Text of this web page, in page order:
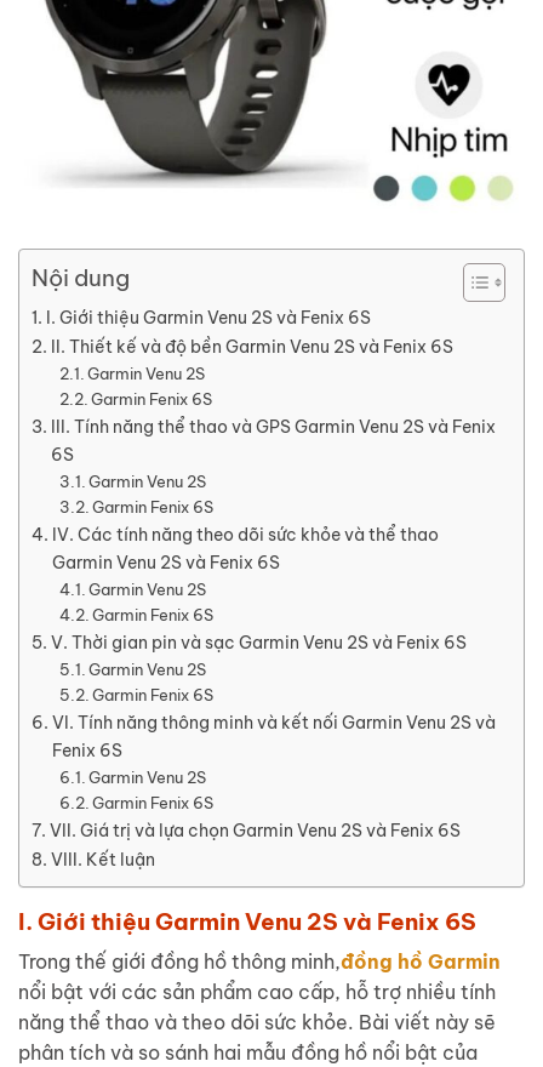
Nội dung
I. Giới thiệu Garmin Venu 2S và Fenix 6S
II. Thiết kế và độ bền Garmin Venu 2S và Fenix 6S
Garmin Venu 2S
Garmin Fenix 6S
III. Tính năng thể thao và GPS Garmin Venu 2S và Fenix
6S
Garmin Venu 2S
Garmin Fenix 6S
IV. Các tính năng theo dõi sức khỏe và thể thao
Garmin Venu 2S và Fenix 6S
Garmin Venu 2S
Garmin Fenix 6S
V. Thời gian pin và sạc Garmin Venu 2S và Fenix 6S
Garmin Venu 2S
Garmin Fenix 6S
VI. Tính năng thông minh và kết nối Garmin Venu 2S và
Fenix 6S
Garmin Venu 2S
Garmin Fenix 6S
VII. Giá trị và lựa chọn Garmin Venu 2S và Fenix 6S
VIII. Kết luận
I. Giới thiệu Garmin Venu 2S và Fenix 6S
Trong thế giới đồng hồ thông minh,đồng hồ Garmin
nổi bật với các sản phẩm cao cấp, hỗ trợ nhiều tính
năng thể thao và theo dõi sức khỏe. Bài viết này sẽ
phân tích và so sánh hai mẫu đồng hồ nổi bật của